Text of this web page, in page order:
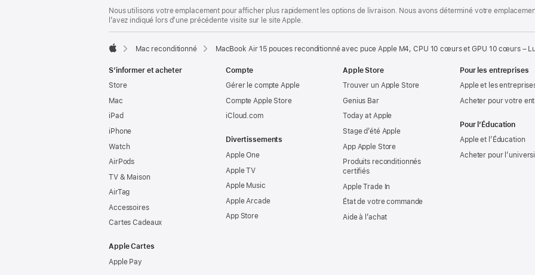
Nous utilisons votre emplacement pour afficher plus rapidement les options de livraison. Nous avons déterminé votre
l’avez indiqué lors d’une précédente visite sur le site Apple.
Mac reconditionné MacBook Air 15 pouces reconditionné avec puce Apple M4, CPU 10 cœurs et GPU 10 cœurs –
S’informer et acheter
Store
Mac
iPad
iPhone
Watch
AirPods
TV & Maison
AirTag
Accessoires
Cartes Cadeaux
Apple Cartes
Apple Pay
Compte
Gérer le compte Apple
Compte Apple Store
iCloud.com
Divertissements
Apple One
Apple TV
Apple Music
Apple Arcade
App Store
Apple Store
Trouver un Apple Store
Genius Bar
Today at Apple
Stage d’été Apple
App Apple Store
Produits reconditionnés
certifiés
Apple Trade In
État de votre commande
Aide à l’achat
Pour les entreprises
Apple et les
Acheter pour votre
Pour l’Éducation
Apple et l’Éducation
Acheter pour